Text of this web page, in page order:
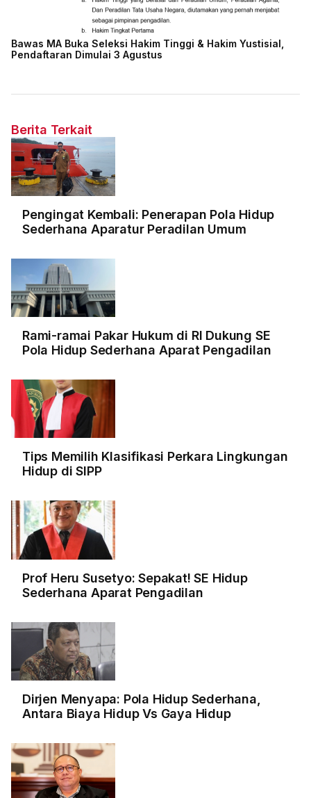
Bawas MA Buka Seleksi Hakim Tinggi & Hakim Yustisial,
Pendaftaran Dimulai 3 Agustus
Berita Terkait
Pengingat Kembali: Penerapan Pola Hidup
Sederhana Aparatur Peradilan Umum
Rami-ramai Pakar Hukum di RI Dukung SE
Pola Hidup Sederhana Aparat Pengadilan
Tips Memilih Klasifikasi Perkara Lingkungan
Hidup di SIPP
Prof Heru Susetyo: Sepakat! SE Hidup
Sederhana Aparat Pengadilan
Dirjen Menyapa: Pola Hidup Sederhana,
Antara Biaya Hidup Vs Gaya Hidup